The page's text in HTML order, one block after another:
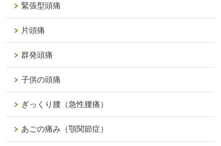
緊張型頭痛
片頭痛
群発頭痛
子供の頭痛
ぎっくり腰（急性腰痛）
あごの痛み（顎関節症）